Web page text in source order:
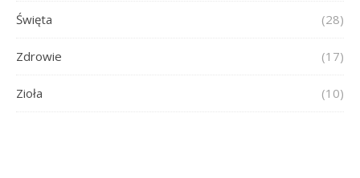
Święta (28)
Zdrowie (17)
Zioła (10)